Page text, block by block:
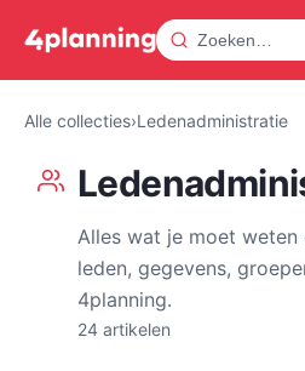
Alle collecties›Ledenadministratie
Alles wat je moet weten
leden, gegevens,
4planning.
24 artikelen